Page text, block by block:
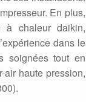
En plus,
à chaleur daikin,
dans le
soignées tout en
air haute pression,